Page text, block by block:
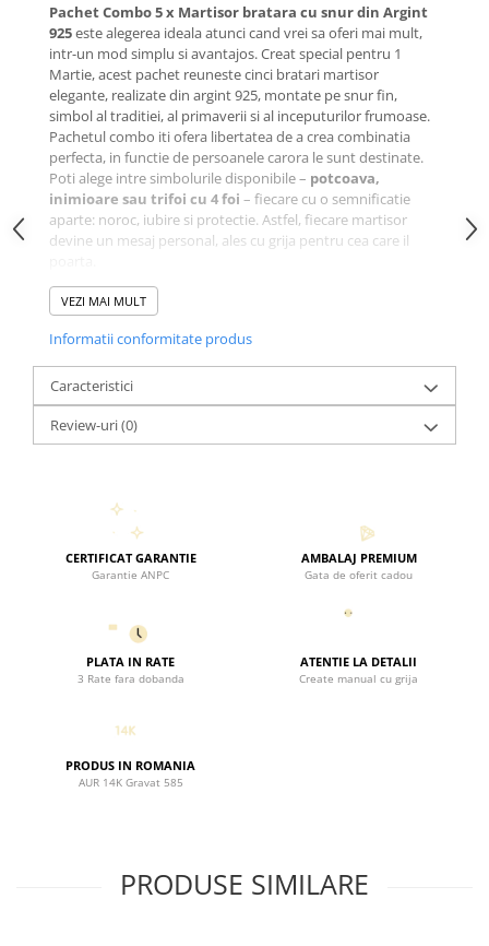
Pachet Combo 5 x Martisor bratara cu snur din Argint
925este alegerea ideala atunci cand vrei sa oferi mai mult,
intr-un mod simplu si avantajos. Creat special pentru 1
Martie, acest pachet reuneste cinci bratari martisor
elegante, realizate din argint 925, montate pe snur fin,
simbol al traditiei, al primaverii si al inceputurilor frumoase.
Pachetul combo iti ofera libertatea de a crea combinatia
perfecta, in functie de persoanele carora le sunt destinate.
Poti alege intre simbolurile disponibile – potcoava,
inimioare sau trifoi cu 4 foi – fiecare cu o semnificatie
aparte: noroc, iubire si protectie. Astfel, fiecare martisor
devine un mesaj personal, ales cu grija pentru cea care il
Pe langa versatilitate, acest pachet beneficiaza de
discount de 10%
prietena, colege sau persoane dragi. Argintul 925 garanteaza
calitatea si durabilitatea, iar designul minimalist face ca
aceste bratari sa poata fi purtate cu placere si dupa
perioada martisorului.
Pachet Combo 5 x Martisor bratara cu snur din Argint
925este mai mult decat un set de martisoare – este un mod
VEZI MAI MULT
Informatii conformitate produs
Caracteristici
Review-uri(0)
CERTIFICAT GARANTIE
Garantie ANPC
AMBALAJ PREMIUM
Gata de oferit cadou
PLATA IN RATE
3 Rate fara dobanda
ATENTIE LA DETALII
Create manual cu grija
PRODUS IN ROMANIA
AUR 14K Gravat 585
PRODUSE SIMILARE